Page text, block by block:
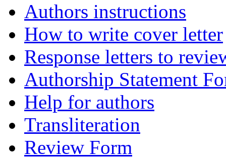
Authors instructions
How to write cover letter
Response letters to
Authorship Statement
Help for authors
Transliteration
Review Form